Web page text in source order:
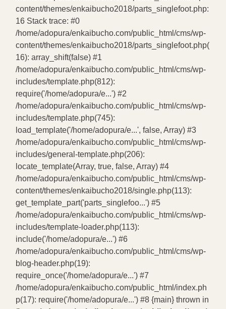
content/themes/enkaibucho2018/parts_singlefoot.php:
16 Stack trace: #0
/home/adopura/enkaibucho.com/public_html/cms/wp-
content/themes/enkaibucho2018/parts_singlefoot.php(
16): array_shift(false) #1
/home/adopura/enkaibucho.com/public_html/cms/wp-
includes/template.php(812):
require('/home/adopura/e...') #2
/home/adopura/enkaibucho.com/public_html/cms/wp-
includes/template.php(745):
load_template('/home/adopura/e...', false, Array) #3
/home/adopura/enkaibucho.com/public_html/cms/wp-
includes/general-template.php(206):
locate_template(Array, true, false, Array) #4
/home/adopura/enkaibucho.com/public_html/cms/wp-
content/themes/enkaibucho2018/single.php(113):
get_template_part('parts_singlefoo...') #5
/home/adopura/enkaibucho.com/public_html/cms/wp-
includes/template-loader.php(113):
include('/home/adopura/e...') #6
/home/adopura/enkaibucho.com/public_html/cms/wp-
blog-header.php(19):
require_once('/home/adopura/e...') #7
/home/adopura/enkaibucho.com/public_html/index.ph
p(17): require('/home/adopura/e...') #8 {main} thrown in